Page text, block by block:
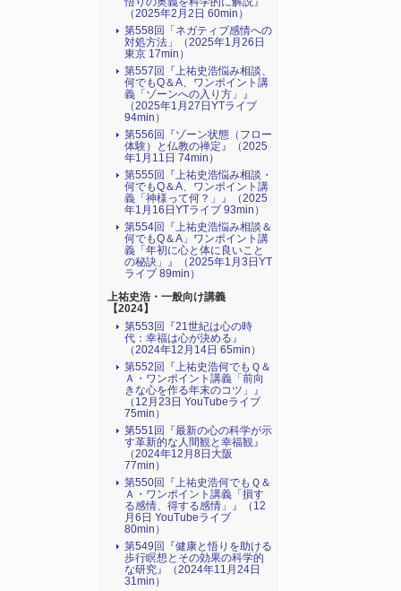
（2025年2月2日 60min）
第558回「ネガティブ感情への
対処方法」（2025年1月26日
東京 17min）
第557回『上祐史浩悩み相談、
何でもQ＆A、ワンポイント講
義「ゾーンへの入り方」』
（2025年1月27日YTライブ
94min）
第556回『ゾーン状態（フロー
体験）と仏教の禅定』（2025
年1月11日 74min）
第555回『上祐史浩悩み相談・
何でもQ＆A、ワンポイント講
義「神様って何？」』（2025
年1月16日YTライブ 93min）
第554回『上祐史浩悩み相談＆
何でもQ＆A」ワンポイント講
義「年初に心と体に良いこと
の秘訣」』（2025年1月3日YT
ライブ 89min）
上祐史浩・一般向け講義
【2024】
第553回『21世紀は心の時
代：幸福は心が決める』
（2024年12月14日 65min）
第552回『上祐史浩何でもＱ＆
Ａ・ワンポイント講義「前向
きな心を作る年末のコツ」』
（12月23日 YouTubeライブ
75min）
第551回『最新の心の科学が示
す革新的な人間観と幸福観』
（2024年12月8日大阪
77min）
第550回『上祐史浩何でもＱ＆
Ａ・ワンポイント講義「損す
る感情、得する感情」』（12
月6日 YouTubeライブ
80min）
第549回『健康と悟りを助ける
歩行瞑想とその効果の科学的
な研究』（2024年11月24日
31min）